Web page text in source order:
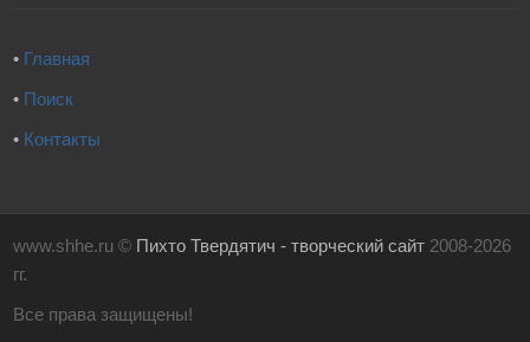
• Главная
• Поиск
• Контакты
www.shhe.ru © Пихто Твердятич - творческий сайт 2008-2026
гг.
Все права защищены!